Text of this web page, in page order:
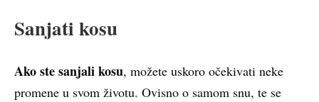
Sanjati kosu
Ako ste sanjali kosu, možete uskoro očekivati neke
promene u svom životu. Ovisno o samom snu, te se